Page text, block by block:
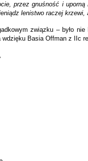
przez gnuśność i
lenistwo raczej krzewi,
związku – było
wdzięku Basia Offman z IIc